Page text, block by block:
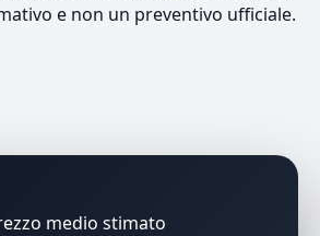
e non un preventivo ufficiale.
medio stimato